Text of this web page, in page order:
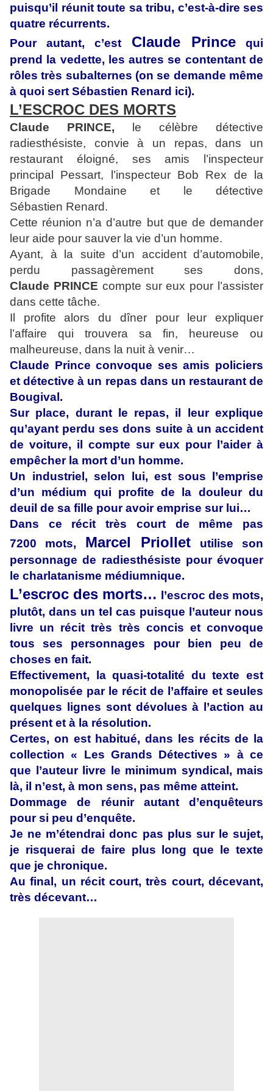
puisqu’il réunit toute sa tribu, c’est-à-dire ses
quatre récurrents.
Pour autant, c’est Claude Princequi
prend la vedette, les autres se contentant de
rôles très subalternes (on se demande même
à quoi sert Sébastien Renard ici).
L’ESCROC DES MORTS
Claude PRINCE, le célèbre détective
radiesthésiste, convie à un repas, dans un
restaurant éloigné, ses amis l’inspecteur
principal Pessart, l’inspecteur Bob Rex de la
Brigade Mondaine et le détective
Sébastien Renard.
Cette réunion n’a d’autre but que de demander
leur aide pour sauver la vie d’un homme.
Ayant, à la suite d’un accident d’automobile,
perdu passagèrement ses dons,
Claude PRINCE compte sur eux pour l’assister
dans cette tâche.
Il profite alors du dîner pour leur expliquer
l’affaire qui trouvera sa fin, heureuse ou
malheureuse, dans la nuit à venir…
Claude Prince convoque ses amis policiers
et détective à un repas dans un restaurant de
Bougival.
Sur place, durant le repas, il leur explique
qu’ayant perdu ses dons suite à un accident
de voiture, il compte sur eux pour l’aider à
empêcher la mort d’un homme.
Un industriel, selon lui, est sous l’emprise
d’un médium qui profite de la douleur du
deuil de sa fille pour avoir emprise sur lui…
Dans ce récit très court de même pas
7200 mots, Marcel Priollet utilise son
personnage de radiesthésiste pour évoquer
le charlatanisme médiumnique.
L’escroc des morts…
l’escroc des mots,
plutôt, dans un tel cas puisque l’auteur nous
livre un récit très très concis et convoque
tous ses personnages pour bien peu de
choses en fait.
Effectivement, la quasi-totalité du texte est
monopolisée par le récit de l’affaire et seules
quelques lignes sont dévolues à l’action au
présent et à la résolution.
Certes, on est habitué, dans les récits de la
collection « Les Grands Détectives » à ce
que l’auteur livre le minimum syndical, mais
là, il n’est, à mon sens, pas même atteint.
Dommage de réunir autant d’enquêteurs
pour si peu d’enquête.
Je ne m’étendrai donc pas plus sur le sujet,
je risquerai de faire plus long que le texte
que je chronique.
Au final, un récit court, très court, décevant,
très décevant…